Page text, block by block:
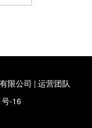
限公司 | 运营团队
-16